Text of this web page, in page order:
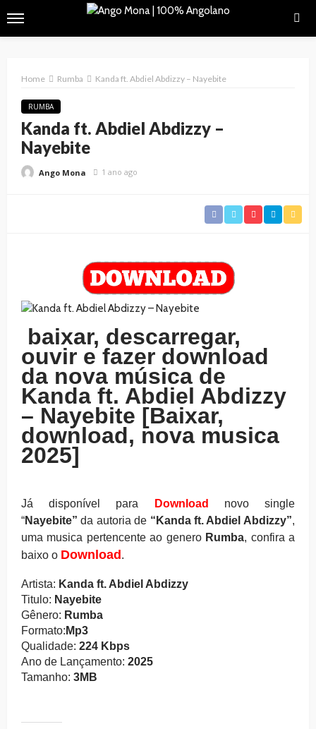
Home Rumba Kanda ft. Abdiel Abdizzy – Nayebite
RUMBA
Kanda ft. Abdiel Abdizzy –
Nayebite
Ango Mona 1 ano ago
baixar, descarregar,
ouvir e fazer download
da nova música de
Kanda ft. Abdiel Abdizzy
– Nayebite [Baixar,
download, nova musica
2025]
Já disponível para Download
novo single
“Nayebite”da autoria de “Kanda ft. Abdiel Abdizzy”,
uma musica pertencente ao genero Rumba, confira a
baixo o Download.
Artista: Kanda ft. Abdiel Abdizzy
Titulo: Nayebite
Gênero: Rumba
Formato: Mp3
Qualidade: 224 Kbps
Ano de Lançamento: 2025
Tamanho: 3MB